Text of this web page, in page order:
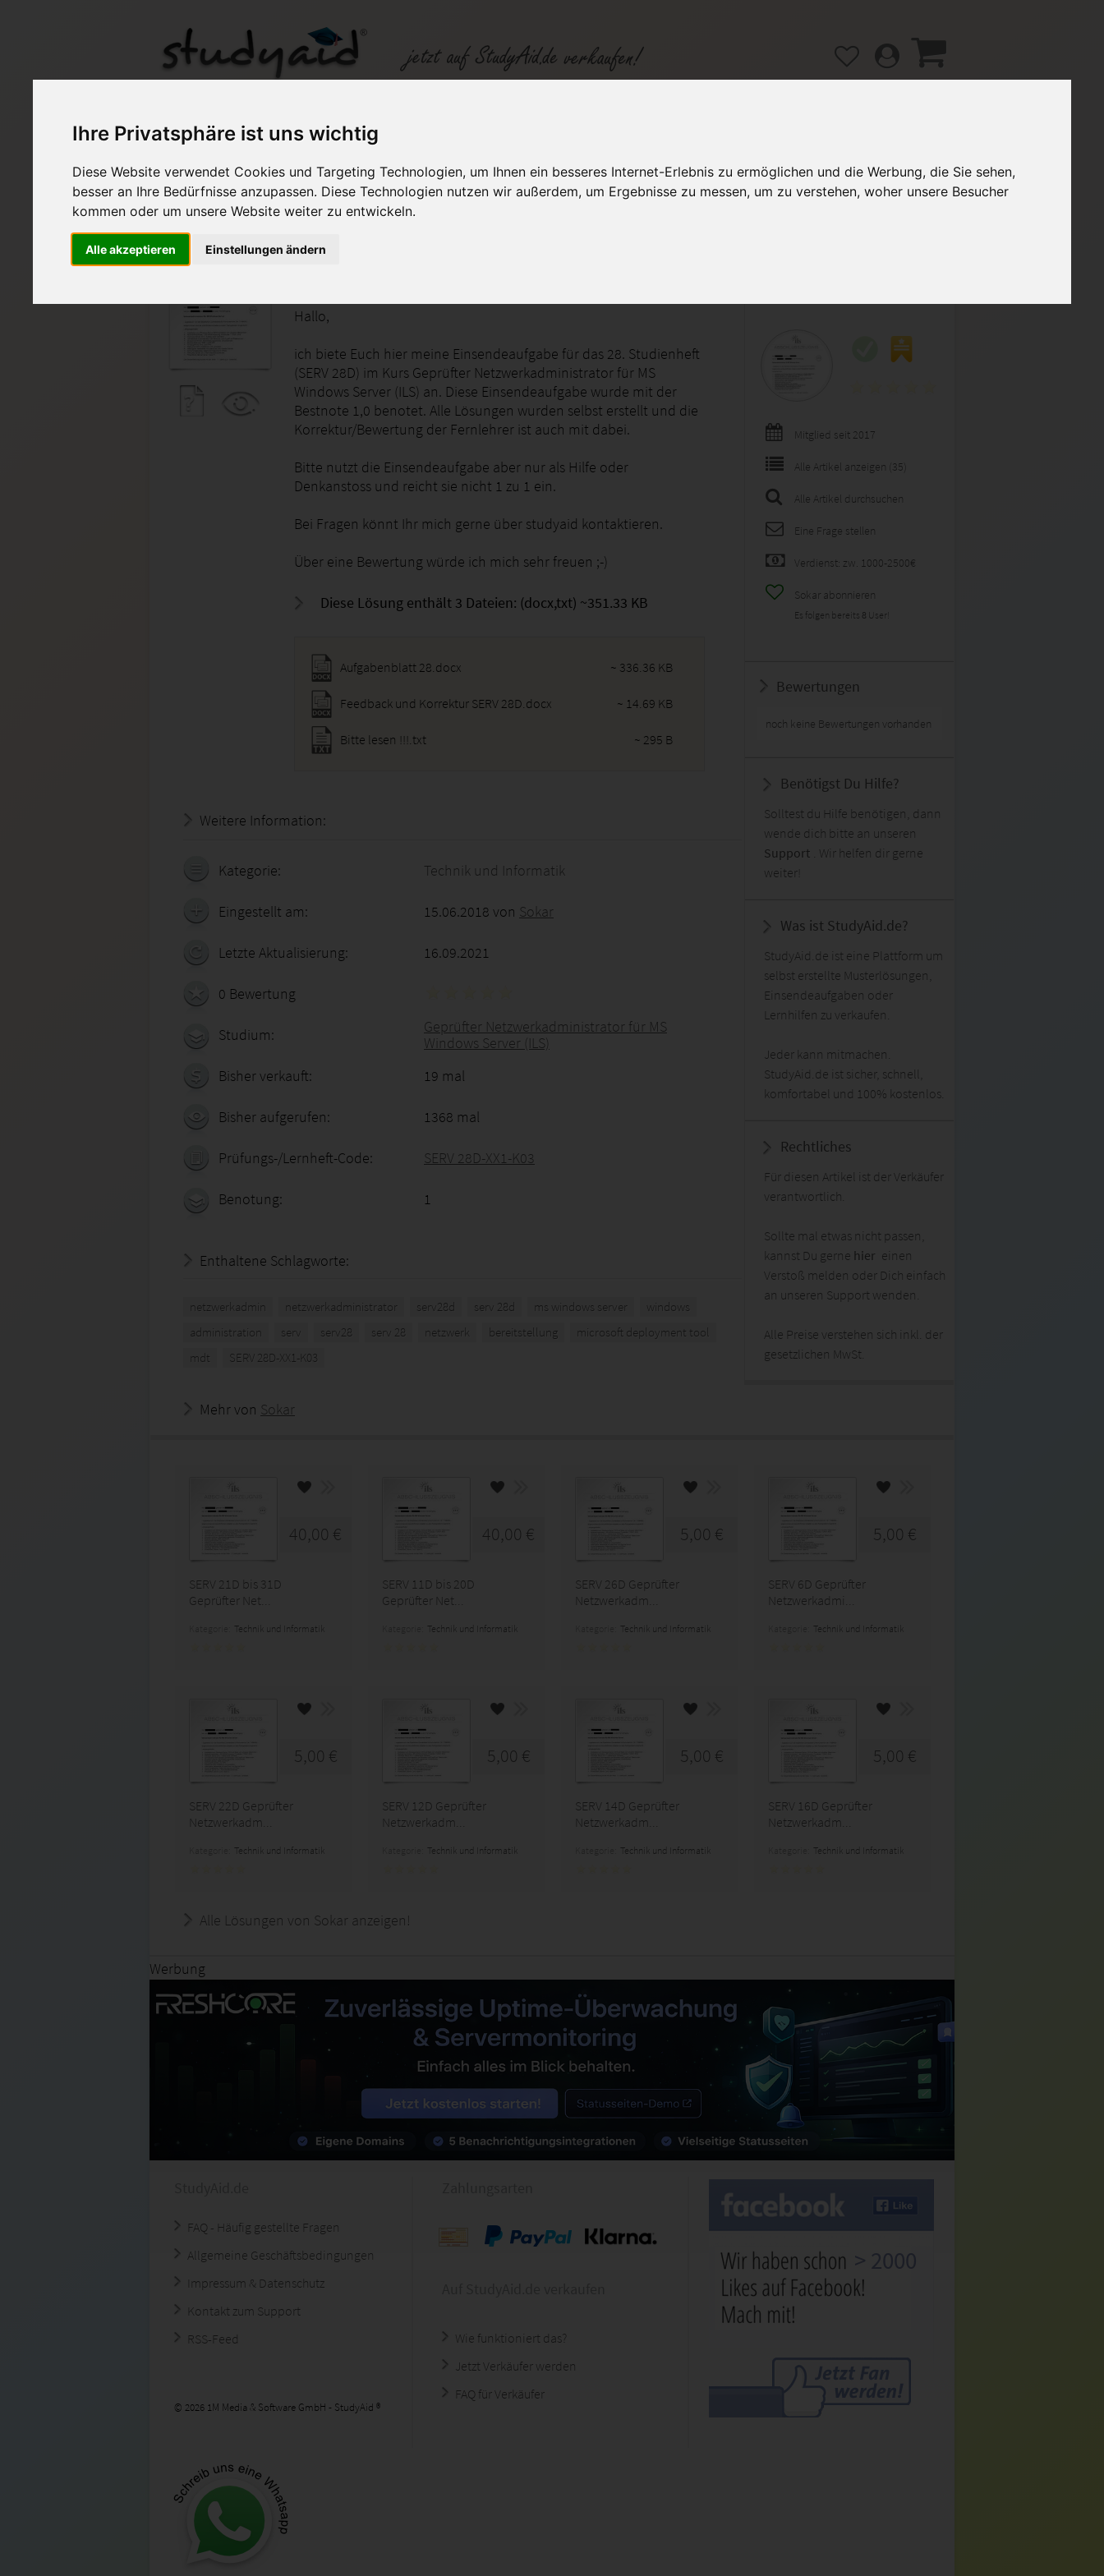
Ihre Privatsphäre ist uns wichtig
Diese Website verwendet Cookies und Targeting Technologien, um Ihnen ein besseres Internet-Erlebnis zu ermöglichen und die Werbung, die Sie sehen,
besser an Ihre Bedürfnisse anzupassen. Diese Technologien nutzen wir außerdem, um Ergebnisse zu messen, um zu verstehen, woher unsere Besucher
kommen oder um unsere Website weiter zu entwickeln.
Alle akzeptieren Einstellungen ändern
Auf StudyAid.de verkaufen Kategorien Studiengänge / Lehrgänge Hilfe / FAQ
Hallo,
ich biete Euch hier meine Einsendeaufgabe für das 28. Studienheft
(SERV 28D) im Kurs Geprüfter Netzwerkadministrator für MS
Windows Server (ILS) an. Diese Einsendeaufgabe wurde mit der
Bestnote 1,0 benotet. Alle Lösungen wurden selbst erstellt und die
Korrektur/Bewertung der Fernlehrer ist auch mit dabei.
Bitte nutzt die Einsendeaufgabe aber nur als Hilfe oder
Denkanstoss und reicht sie nicht 1 zu 1 ein.
Bei Fragen könnt Ihr mich gerne über studyaid kontaktieren.
Über eine Bewertung würde ich mich sehr freuen ;-)
Diese Lösung enthält 3 Dateien: (docx,txt) ~351.33 KB
Aufgabenblatt 28.docx ~ 336.36 KB
Feedback und Korrektur SERV 28D.docx ~ 14.69 KB
Bitte lesen !!!.txt ~ 295 B
Weitere Information:
Kategorie: Technik und Informatik
Eingestellt am: 15.06.2018 von Sokar
Letzte Aktualisierung: 16.09.2021
0 Bewertung
Studium:
Geprüfter Netzwerkadministrator für MS
Windows Server (ILS)
Bisher verkauft:
19 mal
Bisher aufgerufen: 1368 mal
Prüfungs-/Lernheft-Code: SERV 28D-XX1-K03
Benotung: 1
Enthaltene Schlagworte:
netzwerkadmin netzwerkadministrator serv28d serv 28d ms windows server
windows
administration
serv serv28 serv 28 netzwerk bereitstellung
microsoft deployment tool
mdt
SERV 28D-XX1-K03
Mitglied seit 2017
Alle Artikel anzeigen (35)
Alle Artikel durchsuchen
Eine Frage stellen
Verdienst: zw. 1000-2500€
Sokar abonnieren
Es folgen bereits 8 User!
Bewertungen
noch keine Bewertungen vorhanden
Benötigst Du Hilfe?
Solltest du Hilfe benötigen, dann
wende dich bitte an unseren
Support . Wir helfen dir gerne
weiter!
Was ist StudyAid.de?
StudyAid.de ist eine Plattform um
selbst erstellte Musterlösungen,
Einsendeaufgaben oder
Lernhilfen zu verkaufen.
Jeder kann mitmachen.
StudyAid.de ist sicher, schnell,
komfortabel und 100% kostenlos.
Rechtliches
Für diesen Artikel ist der Verkäufer
verantwortlich.
Sollte mal etwas nicht passen,
kannst Du gerne hier einen
Verstoß melden oder Dich einfach
an unseren Support wenden.
Alle Preise verstehen sich inkl. der
gesetzlichen MwSt.
Mehr von Sokar
40,00 €
SERV 21D bis 31D
Geprüfter Net...
Technik und Informatik
40,00 €
SERV 11D bis 20D
Geprüfter Net...
Technik und Informatik
5,00 €
SERV 26D Geprüfter
Netzwerkadm...
Technik und Informatik
5,00 €
SERV 6D Geprüfter
Netzwerkadmi...
Technik und Informatik
5,00 €
SERV 22D Geprüfter
Netzwerkadm...
Technik und Informatik
5,00 €
SERV 12D Geprüfter
Netzwerkadm...
Technik und Informatik
5,00 €
SERV 14D Geprüfter
Netzwerkadm...
Technik und Informatik
5,00 €
SERV 16D Geprüfter
Netzwerkadm...
Technik und Informatik
Alle Lösungen von Sokar anzeigen!
Werbung
FAQ - Häufig gestellte Fragen
Allgemeine Geschäftsbedingungen
Impressum & Datenschutz
Kontakt zum Support
RSS-Feed
© 2026 1M Media & Software GmbH - StudyAid ®
Wie funktioniert das?
Jetzt Verkäufer werden
FAQ für Verkäufer
> 2000